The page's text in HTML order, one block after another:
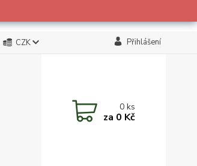
CZK Přihlášení
0ks
za 0 Kč